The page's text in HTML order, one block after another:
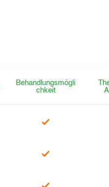
Behandlungsmögli
chkeit